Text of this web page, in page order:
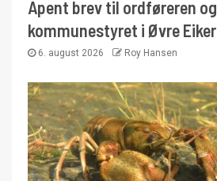
Åpent brev til ordføreren og
kommunestyret i Øvre Eiker
6. august 2026 Roy Hansen